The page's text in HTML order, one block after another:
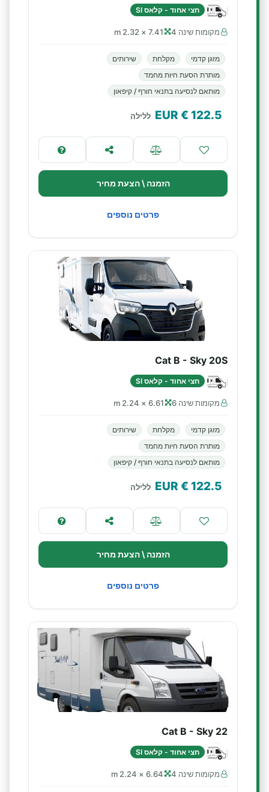
חצי אחוד - קלאס SI
מקומות שינה 4 7.41 × 2.32 m
מזגן קדמי מקלחת
שירותים
מותרת הסעת חיות מחמד
מותאם לנסיעה בתנאי חורף / קיפאון
122.5
€ EUR ללילה
הזמנה \ הצעת מחיר
פרטים נוספים
Cat B - Sky 20S
חצי אחוד - קלאס SI
מקומות שינה 6 6.61 × 2.24 m
מזגן קדמי מקלחת
שירותים
מותרת הסעת חיות מחמד
מותאם לנסיעה בתנאי חורף / קיפאון
122.5
€ EUR ללילה
הזמנה \ הצעת מחיר
פרטים נוספים
Cat B - Sky 22
חצי אחוד - קלאס SI
מקומות שינה 4 6.64 × 2.24 m